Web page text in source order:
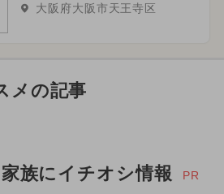
大阪府大阪市天王寺区
メの記事
族にイチオシ情報 PR